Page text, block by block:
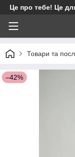
Це про тебе! Це
Товари та
–42%